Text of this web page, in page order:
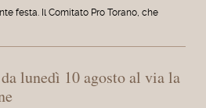
festa. Il Comitato Pro Torano, che
lunedì 10 agosto al via la